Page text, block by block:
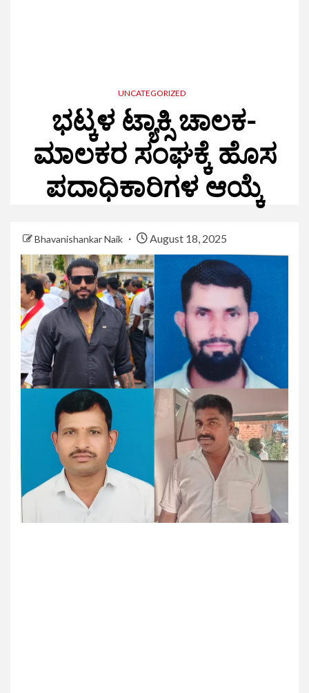
UNCATEGORIZED
ಭಟ್ಕಳ ಟ್ಯಾಕ್ಸಿ ಚಾಲಕ-
ಮಾಲಕರ ಸಂಘಕ್ಕೆ ಹೊಸ
ಪದಾಧಿಕಾರಿಗಳ ಆಯ್ಕೆ
Bhavanishankar Naik August 18, 2025